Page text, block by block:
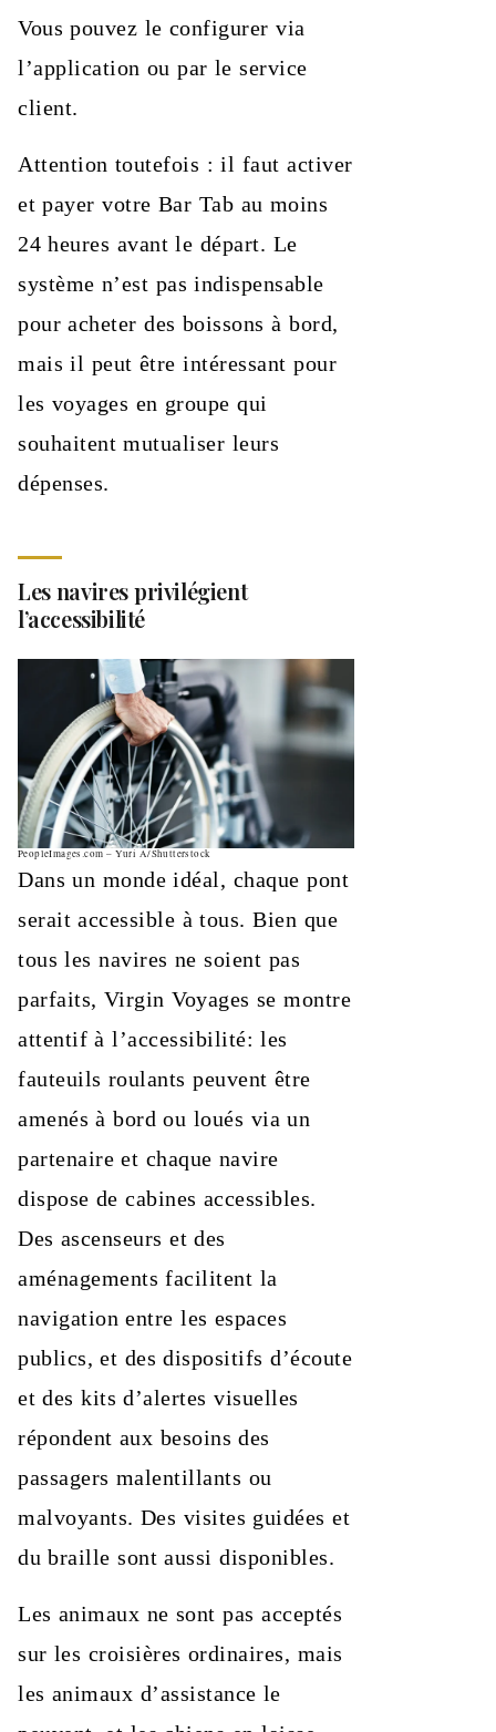
Vous pouvez le configurer via
l’application ou par le service
client.
Attention toutefois : il faut activer
et payer votre Bar Tab au moins
24 heures avant le départ. Le
système n’est pas indispensable
pour acheter des boissons à bord,
mais il peut être intéressant pour
les voyages en groupe qui
souhaitent mutualiser leurs
dépenses.
Les navires privilégient
l’accessibilité
PeopleImages.com – Yuri A/Shutterstock
Dans un monde idéal, chaque pont
serait accessible à tous. Bien que
tous les navires ne soient pas
parfaits, Virgin Voyages se montre
attentif à l’accessibilité: les
fauteuils roulants peuvent être
amenés à bord ou loués via un
partenaire et chaque navire
dispose de cabines accessibles.
Des ascenseurs et des
aménagements facilitent la
navigation entre les espaces
publics, et des dispositifs d’écoute
et des kits d’alertes visuelles
répondent aux besoins des
passagers malentillants ou
malvoyants. Des visites guidées et
du braille sont aussi disponibles.
Les animaux ne sont pas acceptés
sur les croisières ordinaires, mais
les animaux d’assistance le